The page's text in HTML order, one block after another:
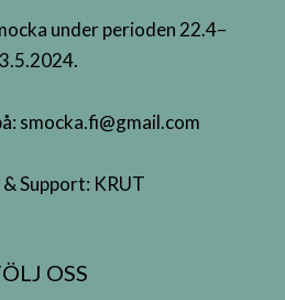
under perioden 22.4–
3.5.2024.
smocka.fi@gmail.com
Support: KRUT
OSS